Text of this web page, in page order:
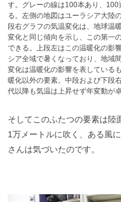
す。グレーの線は100本あり、
る。左側の地図はユーラシア大陸
段右グラフの気温変化は、地球温
変化と同じ傾向を示し、この第一
できる。上段左はこの温暖化の影
シア全域で暑くなっており、地域
変化は温暖化の影響を表している
暖化以外の要素。中段および下段
代以降も気温は上昇せず年変動が
そしてこのふたつの要素は陸
1万メートルに吹く、ある風
さんは気づいたのです。